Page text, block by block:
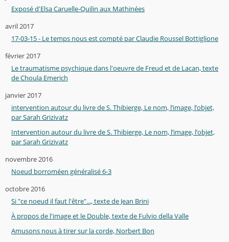
Exposé d'Elsa Caruelle-Quilin aux Mathinées
avril 2017
17-03-15 - Le temps nous est compté par Claudie Roussel Bottiglione
février 2017
Le traumatisme psychique dans l'oeuvre de Freud et de Lacan, texte
de Choula Emerich
janvier 2017
intervention autour du livre de S. Thibierge, Le nom, l’image, l’objet,
par Sarah Grizivatz
Intervention autour du livre de S. Thibierge, Le nom, l’image, l’objet,
par Sarah Grizivatz
novembre 2016
Noeud borroméen généralisé 6-3
octobre 2016
Si "ce noeud il faut l'être"..., texte de Jean Brini
À propos de l'image et le Double, texte de Fulvio della Valle
Amusons nous à tirer sur la corde, Norbert Bon